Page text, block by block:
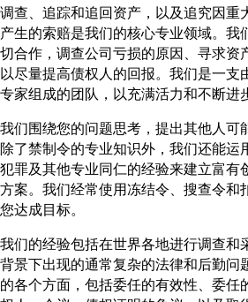
调查、追踪和追回资产，以及追究因重
产生的索赔是我们的核心专业领域。我
切合作，调查公司亏损的原因、寻求资
以尽量提高债权人的回报。我们是一支
专家组成的团队，以充满活力和不断进
我们围绕您的问题思考，提出其他人可
除了禁制令的专业知识外，我们还能运
犯罪及其他专业同仁的经验来建立富有
方案。我们经常使用冻结令、搜查令和
您达成目标。
我们的经验包括在世界各地进行调查和
背景下出现的通常复杂的法律和后勤问
的各个方面，包括委任的有效性、委任